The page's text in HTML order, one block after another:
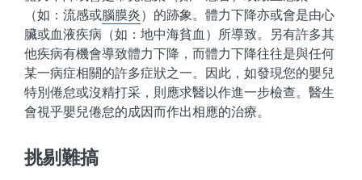
（如：流感或腦膜炎）的跡象。體力下降亦或會是由心
臟或血液疾病（如：地中海貧血）所導致。另有許多其
他疾病有機會導致體力下降，而體力下降往往是與任何
某一病症相關的許多症狀之一。因此，如發現您的嬰兒
特別倦怠或沒精打采，則應求醫以作進一步檢查。醫生
會視乎嬰兒倦怠的成因而作出相應的治療。
挑剔難搞